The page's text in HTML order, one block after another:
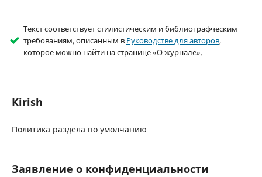
Текст соответствует стилистическим и библиографческим
требованиям, описанным в Руководстве для авторов,
которое можно найти на странице «О журнале».
Kirish
Политика раздела по умолчанию
Заявление о конфиденциальности